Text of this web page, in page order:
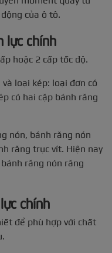
của ô tô.
lực chính
hoặc 2 cấp tốc độ.
loại kép: loại đơn có
có hai cặp bánh răng
nón, bánh răng nón
răng trục vít. Hiện nay
răng nón răng
chính
để phù hợp với chất